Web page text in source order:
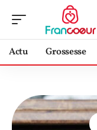
Actu Grossesse